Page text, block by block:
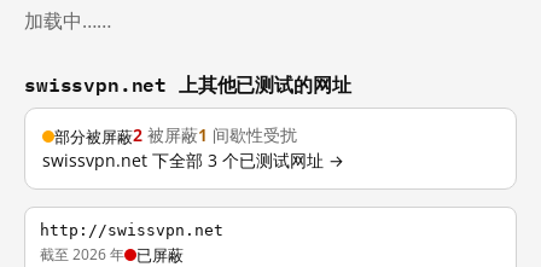
加载中……
swissvpn.net 上其他已测试的网址
部分被屏蔽2 被屏蔽1 间歇性受扰
swissvpn.net 下全部 3 个已测试网址 →
http://swissvpn.net
截至 2026 年 已屏蔽